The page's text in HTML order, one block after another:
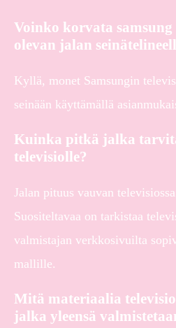
Voinko korvata samsung
olevan jalan
Kyllä, monet Samsungin
seinään käyttämällä
Kuinka pitkä jalka
televisiolle?
Jalan pituus vauvan
Suositeltavaa on tarkistaa
valmistajan verkkosivuilta
mallille.
Mitä materiaalia
jalka yleensä